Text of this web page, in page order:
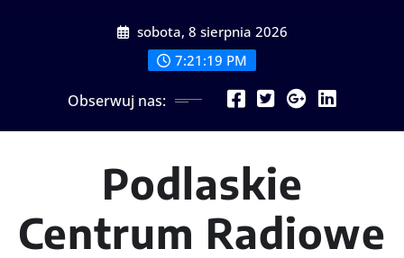
sobota, 8 sierpnia 2026
7:21:20 PM
Obserwuj nas:
Podlaskie
Centrum Radiowe